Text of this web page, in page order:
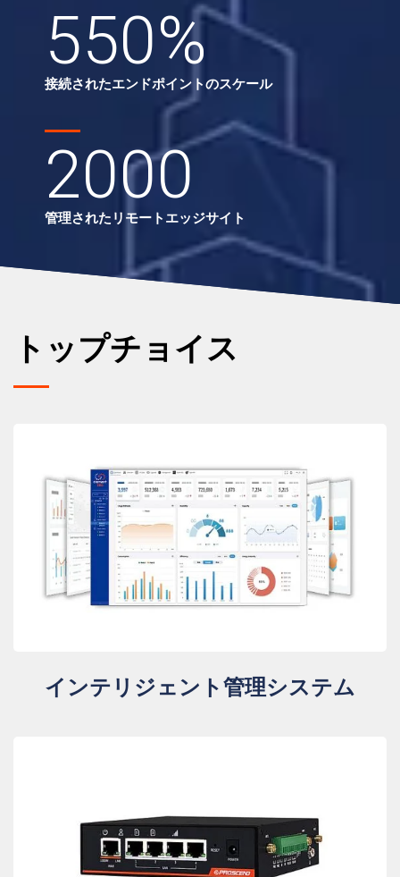
550%
接続されたエンドポイントのスケール
2000
管理されたリモートエッジサイト
トップチョイス
インテリジェント管理システム